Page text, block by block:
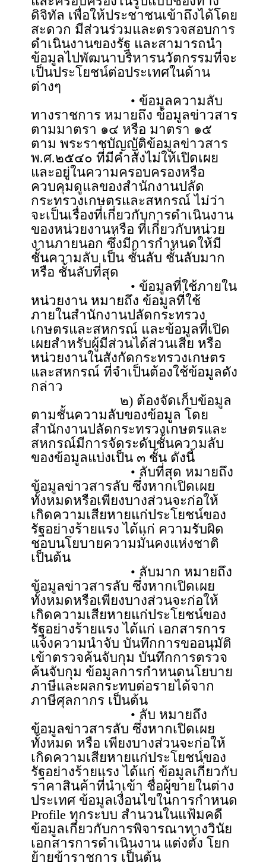
ดิจิทัล เพื่อให้ประชาชนเข้าถึงได้โดย
สะดวก มีส่วนร่วมและตรวจสอบการ
ดำเนินงานของรัฐ และสามารถนำ
ข้อมูลไปพัฒนาบริหารนวัตกรรมที่จะ
เป็นประโยชน์ต่อประเทศในด้าน
ต่างๆ
• ข้อมูลความลับ
ทางราชการ หมายถึง ข้อมูลข่าวสาร
ตามมาตรา ๑๔ หรือ มาตรา ๑๕
ตาม พระราชบัญญัติข้อมูลข่าวสาร
พ.ศ.๒๕๔๐ ที่มีคำสั่งไม่ให้เปิดเผย
และอยู่ในความครอบครองหรือ
ควบคุมดูแลของสำนักงานปลัด
กระทรวงเกษตรและสหกรณ์ ไม่ว่า
จะเป็นเรื่องที่เกี่ยวกับการดำเนินงาน
ของหน่วยงานหรือ ที่เกี่ยวกับหน่วย
งานภายนอก ซึ่งมีการกำหนดให้มี
ชั้นความลับ เป็น ชั้นลับ ชั้นลับมาก
หรือ ชั้นลับที่สุด
• ข้อมูลที่ใช้ภายใน
หน่วยงาน หมายถึง ข้อมูลที่ใช้
ภายในสำนักงานปลัดกระทรวง
เกษตรและสหกรณ์ และข้อมูลที่เปิด
เผยสำหรับผู้มีส่วนได้ส่วนเสีย หรือ
หน่วยงานในสังกัดกระทรวงเกษตร
และสหกรณ์ ที่จำเป็นต้องใช้ข้อมูลดัง
กล่าว
๒) ต้องจัดเก็บข้อมูล
ตามชั้นความลับของข้อมูล โดย
สำนักงานปลัดกระทรวงเกษตรและ
สหกรณ์มีการจัดระดับชั้นความลับ
ของข้อมูลแบ่งเป็น ๓ ชั้น ดังนี้
• ลับที่สุด หมายถึง
ข้อมูลข่าวสารลับ ซึ่งหากเปิดเผย
ทั้งหมดหรือเพียงบางส่วนจะก่อให้
เกิดความเสียหายแก่ประโยชน์ของ
รัฐอย่างร้ายแรง ได้แก่ ความรับผิด
ชอบนโยบายความมั่นคงแห่งชาติ
เป็นต้น
• ลับมาก หมายถึง
ข้อมูลข่าวสารลับ ซึ่งหากเปิดเผย
ทั้งหมดหรือเพียงบางส่วนจะก่อให้
เกิดความเสียหายแก่ประโยชน์ของ
รัฐอย่างร้ายแรง ได้แก่ เอกสารการ
แจ้งความนำจับ บันทึกการขออนุมัติ
เข้าตรวจค้นจับกุม บันทึกการตรวจ
ค้นจับกุม ข้อมูลการกำหนดนโยบาย
ภาษีและผลกระทบต่อรายได้จาก
ภาษีศุลกากร เป็นต้น
• ลับ หมายถึง
ข้อมูลข่าวสารลับ ซึ่งหากเปิดเผย
ทั้งหมด หรือ เพียงบางส่วนจะก่อให้
เกิดความเสียหายแก่ประโยชน์ของ
รัฐอย่างร้ายแรง ได้แก่ ข้อมูลเกี่ยวกับ
ราคาสินค้าที่นำเข้า ชื่อผู้ขายในต่าง
ประเทศ ข้อมูลเงื่อนไขในการกำหนด
Profile ทุกระบบ สำนวนในแฟ้มคดี
ข้อมูลเกี่ยวกับการพิจารณาทางวินัย
เอกสารการดำเนินงาน แต่งตั้ง โยก
ย้ายข้าราชการ เป็นต้น